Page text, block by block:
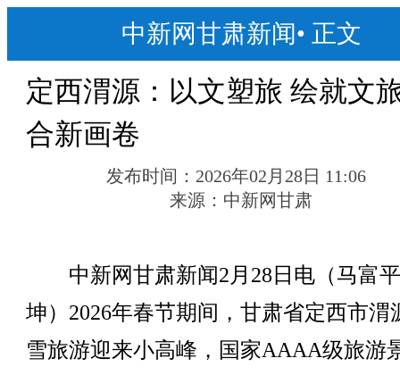
中新网甘肃新闻• 正文
定西渭源：以文塑旅 绘就文
合新画卷
发布时间： 2026年02月28日 11:06
来源： 中新网甘肃
中新网甘肃新闻2月28日电（马富
坤）2026年春节期间，甘肃省定西市渭
雪旅游迎来小高峰，国家AAAA级旅游